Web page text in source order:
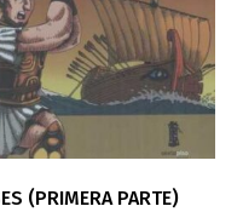
(PRIMERA PARTE)